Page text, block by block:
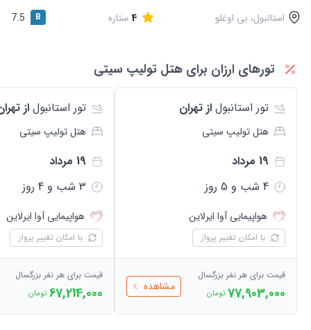
استانبول، بی اوغلو 4 ستاره B
7.5
تورهای ارزان برای هتل تولیپ سیتی
تور استانبول از تهران
هتلتولیپ سیتی
19 مرداد
4 شب و 5 روز
هواپیماییآوا ایرلاین
با امکان تغییر پرواز
قیمت برای هر نفر بزرگسال
77,903,000 تومان مشاهده
تور استانبول از
هتلتولیپ سیتی
19 مرداد
3 شب و 4 روز
هواپیماییآوا ایرلاین
با امکان تغییر پرواز
قیمت برای هر نفر بزرگسال
67,214,000 تومان